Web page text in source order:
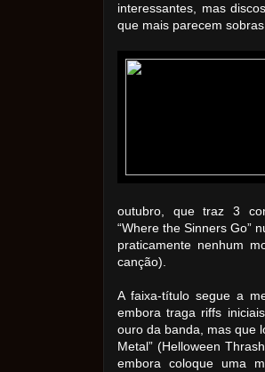
interessantes, mas
que mais parecem
outubro, que traz 3
“Where the Sinners Go”
praticamente nenhum
canção).
A faixa-título segue a
embora traga riffs
ouro da banda, mas que
Metal” (Helloween
embora coloque uma